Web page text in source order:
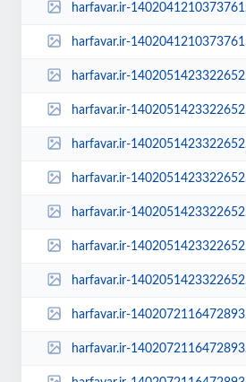
harfavar.ir-1402041210373761927876934-768x535.jpg
harfavar.ir-1402041210373761927876934.jpg
harfavar.ir-1402051423322652328099534-100x70.jpg
harfavar.ir-1402051423322652328099534-250x150.jpg
harfavar.ir-1402051423322652328099534-300x209.jpg
harfavar.ir-1402051423322652328099534-450x300.jpg
harfavar.ir-1402051423322652328099534-600x400.jpg
harfavar.ir-1402051423322652328099534-768x535.jpg
harfavar.ir-1402051423322652328099534.jpg
harfavar.ir-140207211647289328557964-140207211647289328557964-100x70.jpg
harfavar.ir-140207211647289328557964-140207211647289328557964-250x150.jpg